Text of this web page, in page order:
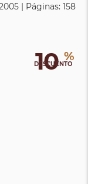
| Páginas: 158
10 %
DESCUENTO